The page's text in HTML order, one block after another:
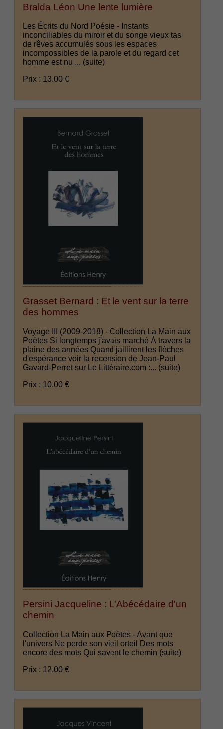
Bralda Léon Une lente lumière
Les Écrits du Nord Poésie - Instants
inconciliables du miroir et du songe vieux tas
de rêves accumulés sous les espaces
incompossibles de la parole et du regard cet
homme est nu ... (suite)
Prix : 13.00 €
Grasset Bernard : Et le vent sur la terre
des hommes
Voyage III (2009-2018) - Collection La Main aux
Poètes Si longtemps j'avais marché À travers la
plaine des années Quand jaillirent les flèches
d'espérance voir la recension de Jean-Paul
Gavard-Perret sur Le Littéraire.com :... (suite)
Prix : 10.00 €
Persini Jacqueline : L'Abécédaire d'un
chemin
Collection La Main aux Poètes - Avant que
l'univers Ne perde son vieil orteil Des mots
encore des mots Qui savent le chemin (suite)
Prix : 12.00 €